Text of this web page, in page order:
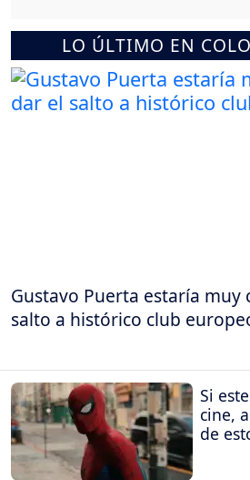
LO ÚLTIMO EN
Gustavo Puerta estaría muy
salto a histórico club
Si
cine,
de